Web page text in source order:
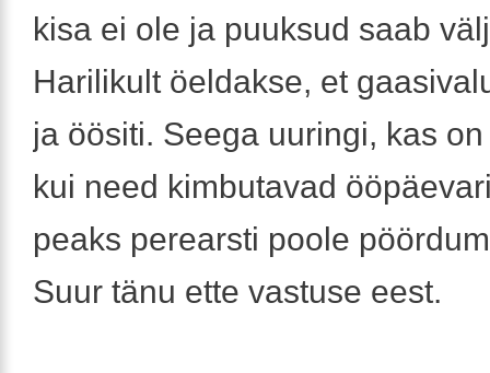
kisa ei ole ja puuksud saab
Harilikult öeldakse, et
ja öösiti. Seega uuringi, kas
kui need kimbutavad
peaks perearsti poole
Suur tänu ette vastuse eest.